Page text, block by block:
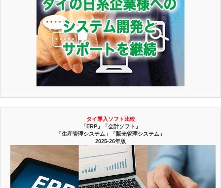
タイ導入ソフト比較
「ERP」「会計ソフト」
「生産管理システム」「販売管理システム」
2025-26年版